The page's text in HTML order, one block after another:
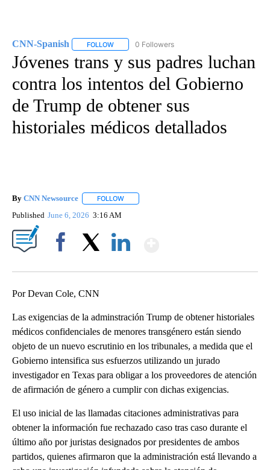
CNN-Spanish FOLLOW FOLLOW "CNN-SPANISH" TO RECEIVE
0 Followers
Jóvenes trans y sus padres luchan
contra los intentos del Gobierno
de Trump de obtener sus
historiales médicos detallados
By CNN Newsource FOLLOW
Published June 6, 2026 3:16 AM
Por Devan Cole, CNN
Las exigencias de la adminstración Trump de obtener historiales
médicos confidenciales de menores transgénero están siendo
objeto de un nuevo escrutinio en los tribunales, a medida que el
Gobierno intensifica sus esfuerzos utilizando un jurado
investigador en Texas para obligar a los proveedores de atención
de afirmación de género a cumplir con dichas exigencias.
El uso inicial de las llamadas citaciones administrativas para
obtener la información fue rechazado caso tras caso durante el
último año por juristas designados por presidentes de ambos
partidos, quienes afirmaron que la administración está llevando a